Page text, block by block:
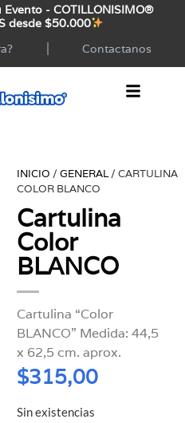
- COTILLONISIMO®
desde $50.000
Contactanos
INICIO /GENERAL/ CARTULINA
COLOR BLANCO
Cartulina
Color
BLANCO
Cartulina “Color
BLANCO” Medida: 44,5
x 62,5 cm. aprox.
$315,00
Sin existencias